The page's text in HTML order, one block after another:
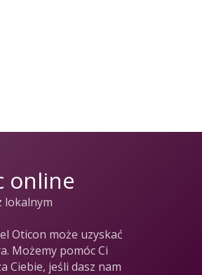
online
lokalnym
Oticon może uzyskać
Możemy pomóc Ci
Ciebie, jeśli dasz nam